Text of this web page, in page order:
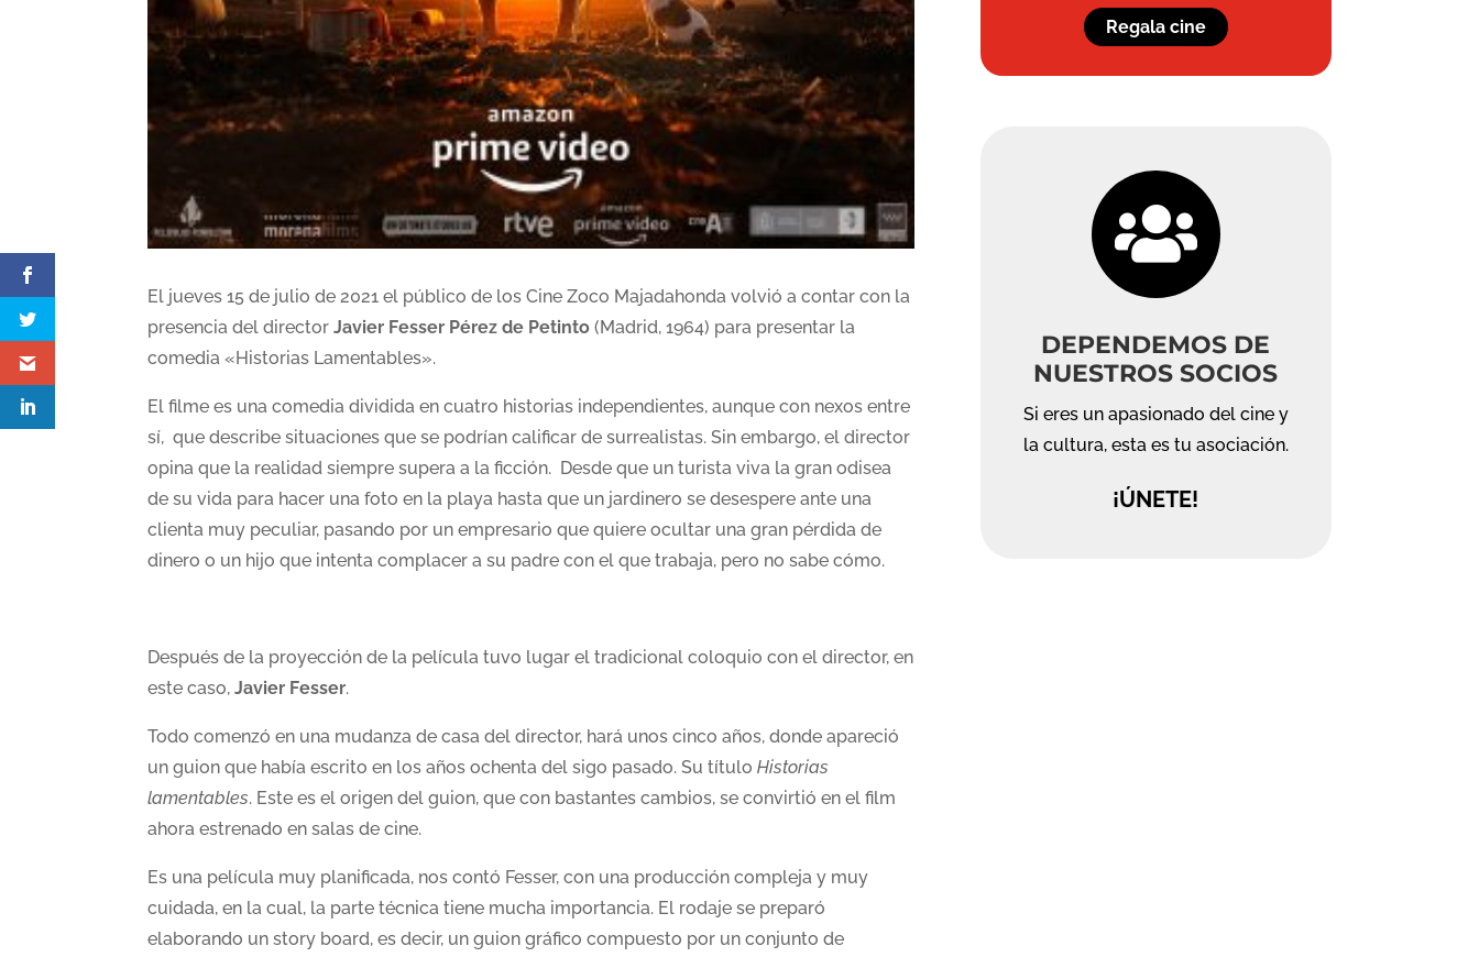
El jueves 15 de julio de 2021 el público de los Cine Zoco Majadahonda volvió a contar con la
presencia del directorJavier Fesser Pérez de Petinto (Madrid, 1964) para presentar la
comedia «Historias Lamentables».
El filme es una comedia dividida en cuatro historias independientes, aunque con nexos entre
sí, que describe situaciones que se podrían calificar de surrealistas. Sin embargo, el director
opina que la realidad siempre supera a la ficción. Desde que un turista viva la gran odisea
de su vida para hacer una foto en la playa hasta que un jardinero se desespere ante una
clienta muy peculiar, pasando por un empresario que quiere ocultar una gran pérdida de
dinero o un hijo que intenta complacer a su padre con el que trabaja, pero no sabe cómo.
Después de la proyección de la película tuvo lugar el tradicional coloquio con el director, en
este caso,Javier Fesser.
Todo comenzó en una mudanza de casa del director, hará unos cinco años, donde apareció
un guion que había escrito en los años ochenta del sigo pasado. Su títuloHistorias
lamentables. Este es el origen del guion, que con bastantes cambios, se convirtió en el film
ahora estrenado en salas de cine.
Es una película muy planificada, nos contó Fesser, con una producción compleja y muy
cuidada, en la cual, la parte técnica tiene mucha importancia. El rodaje se preparó
elaborando un story board, es decir, un guion gráfico compuesto por un conjunto de
Regala cine

DEPENDEMOS DE
NUESTROS SOCIOS
Si eres un apasionado del cine y
la cultura, esta es tu asociación.
¡ÚNETE!